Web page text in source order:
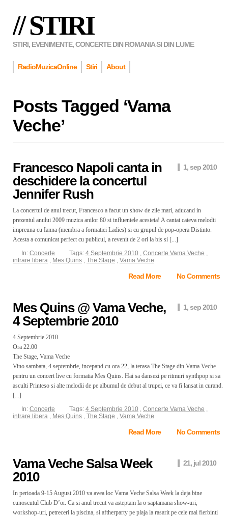
// STIRI
STIRI, EVENIMENTE, CONCERTE DIN ROMANIA SI DIN LUME
RadioMuzicaOnline Stiri About
Posts Tagged ‘Vama
Veche’
Francesco Napoli canta in
deschidere la concertul
Jennifer Rush
1, sep 2010
La concertul de anul trecut, Francesco a facut un show de zile mari, aducand in
prezentul anului 2009 muzica anilor 80 si influentele acesteia! A cantat cateva melodii
impreuna cu Ianna (membra a formatiei Ladies) si cu grupul de pop-opera Distinto.
Acesta a comunicat perfect cu publicul, a revenit de 2 ori la bis si [...]
In: Concerte Tags: 4 Septembrie 2010 , Concerte Vama Veche ,
intrare libera , Mes Quins , The Stage , Vama Veche
Read More No Comments
Mes Quins @ Vama Veche,
4 Septembrie 2010
1, sep 2010
4 Septembrie 2010
Ora 22.00
The Stage, Vama Veche
Vino sambata, 4 septembrie, incepand cu ora 22, la terasa The Stage din Vama Veche
pentru un concert live cu formatia Mes Quins. Hai sa dansezi pe ritmuri synthpop si sa
asculti Printeso si alte melodii de pe albumul de debut al trupei, ce va fi lansat in curand.
[...]
In: Concerte Tags: 4 Septembrie 2010 , Concerte Vama Veche ,
intrare libera , Mes Quins , The Stage , Vama Veche
Read More No Comments
Vama Veche Salsa Week
2010
21, jul 2010
In perioada 9-15 August 2010 va avea loc Vama Veche Salsa Week la deja bine
cunoscutul Club D’or. Ca si anul trecut va asteptam la o saptamana show-uri,
workshop-uri, petreceri la piscina, si aftherparty pe plaja la rasarit pe cele mai fierbinti